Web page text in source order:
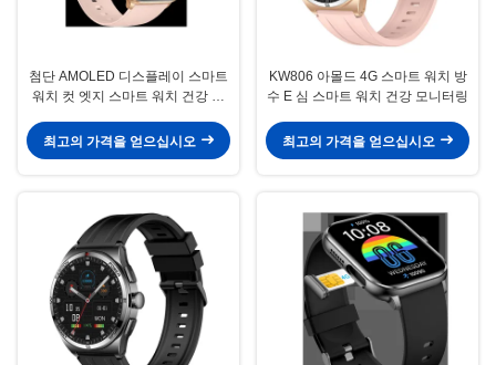
첨단 AMOLED 디스플레이 스마트
워치 컷 엣지 스마트 워치 건강 모
최고의 가격을 얻으십시오
KW806 아몰드 4G 스마트 워치 방
수 E 심 스마트 워치 건강 모니터링
최고의 가격을 얻으십시오